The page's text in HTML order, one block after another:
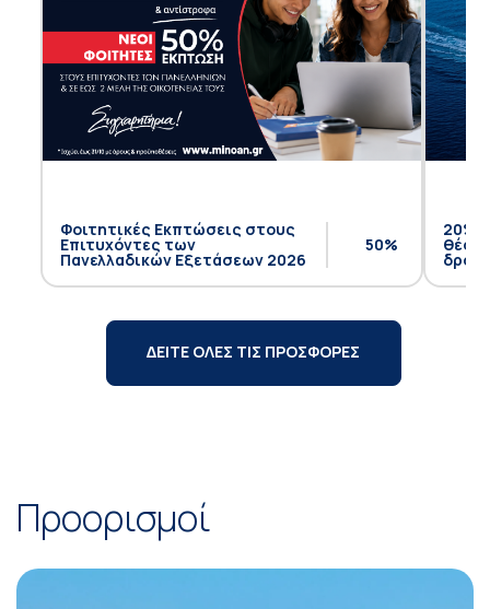
Φοιτητικές Εκπτώσεις στους
Επιτυχόντες των
Πανελλαδικών Εξετάσεων 2026
50%
20%
θέση
ΔΕΙΤΕ ΟΛΕΣ ΤΙΣ ΠΡΟΣΦΟΡΕΣ
Προορισμοί